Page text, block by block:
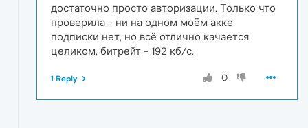
достаточно просто авторизации. Только что
проверила - ни на одном моём акке
подписки нет, но всё отлично качается
целиком, битрейт - 192 кб/с.
0
1 Reply